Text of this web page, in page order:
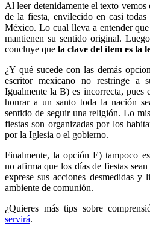
Al leer detenidamente el texto
de la fiesta, envilecido en casi todas
México. Lo cual lleva a entender
mantienen su sentido original.
concluye que la clave del ítem es la
¿Y qué sucede con las demás
escritor mexicano no restringe a
Igualmente la B) es incorrecta, pues
honrar a un santo toda la nación
sentido de seguir una religión. Lo
fiestas son organizadas por los
por la Iglesia o el gobierno.
Finalmente, la opción E) tampoco
no afirma que los días de fiestas
exprese sus acciones desmedidas y
ambiente de comunión.
¿Quieres más tips sobre
servirá.